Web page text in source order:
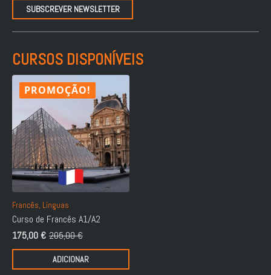
SUBSCREVER NEWSLETTER
CURSOS DISPONÍVEIS
PROMOÇÃO!
Francês, Línguas
Curso de Francês A1/A2
205,00€
O
preço
175,00 €
O
preço
ADICIONAR